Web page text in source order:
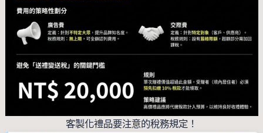
客製化禮品要注意的稅務規定！